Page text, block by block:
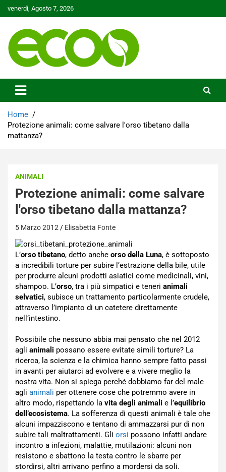
to
venerdì, Agosto 7, 2026
Ecoo.it
Home
Protezione animali: come salvare l'orso tibetano dalla
mattanza?
ANIMALI
Protezione animali: come salvare
l'orso tibetano dalla mattanza?
5 Marzo 2012 Elisabetta Fonte
L’orso tibetano, detto anche orso della Luna, è sottoposto
a incredibili torture per subire l’estrazione della bile, utile
per produrre alcuni prodotti asiatici come medicinali, vini,
shampoo. L’orso, tra i più simpatici e teneri animali
selvatici, subisce un trattamento particolarmente crudele,
attraverso l’impianto di un catetere direttamente
nell’intestino.
Possibile che nessuno abbia mai pensato che nel 2012
agli animali possano essere evitate simili torture? La
ricerca, la scienza e la chimica hanno sempre fatto passi
in avanti per aiutarci ad evolvere e a vivere meglio la
nostra vita. Non si spiega perché dobbiamo far del male
agli animali per ottenere cose che potremmo avere in
altro modo, rispettando la vita degli animali e l’equilibrio
dell’ecosistema. La sofferenza di questi animali è tale che
alcuni impazziscono e tentano di ammazzarsi pur di non
subire tali maltrattamenti. Gli orsi possono infatti andare
incontro a infezioni, malattie, mutilazioni: alcuni non
resistono e sbattono la testa contro le sbarre per
stordirsi, altri arrivano perfino a mordersi da soli.